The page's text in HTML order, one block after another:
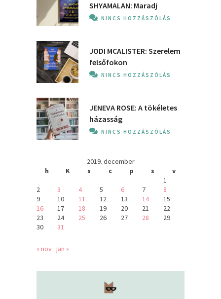
SHYAMALAN: Maradj
NINCS HOZZÁSZÓLÁS
JODI MCALISTER: Szerelem
felsőfokon
NINCS HOZZÁSZÓLÁS
JENEVA ROSE: A ​tökéletes
házasság
NINCS HOZZÁSZÓLÁS
2019. december
h
K s c p s
v
1
2
3 4 5 6 7
8
9
10 11 12 13 14
15
16
17 18 19 20 21
22
23
24 25 26 27 28
29
30
31
« nov jan »